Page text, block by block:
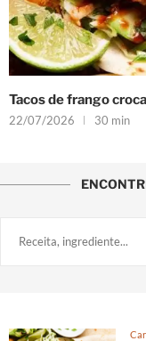
Tacos de frango
22/07/2026 30 min